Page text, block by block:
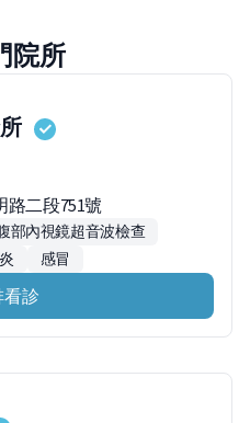
院所
路二段751號
部內視鏡超音波檢查
感冒
診